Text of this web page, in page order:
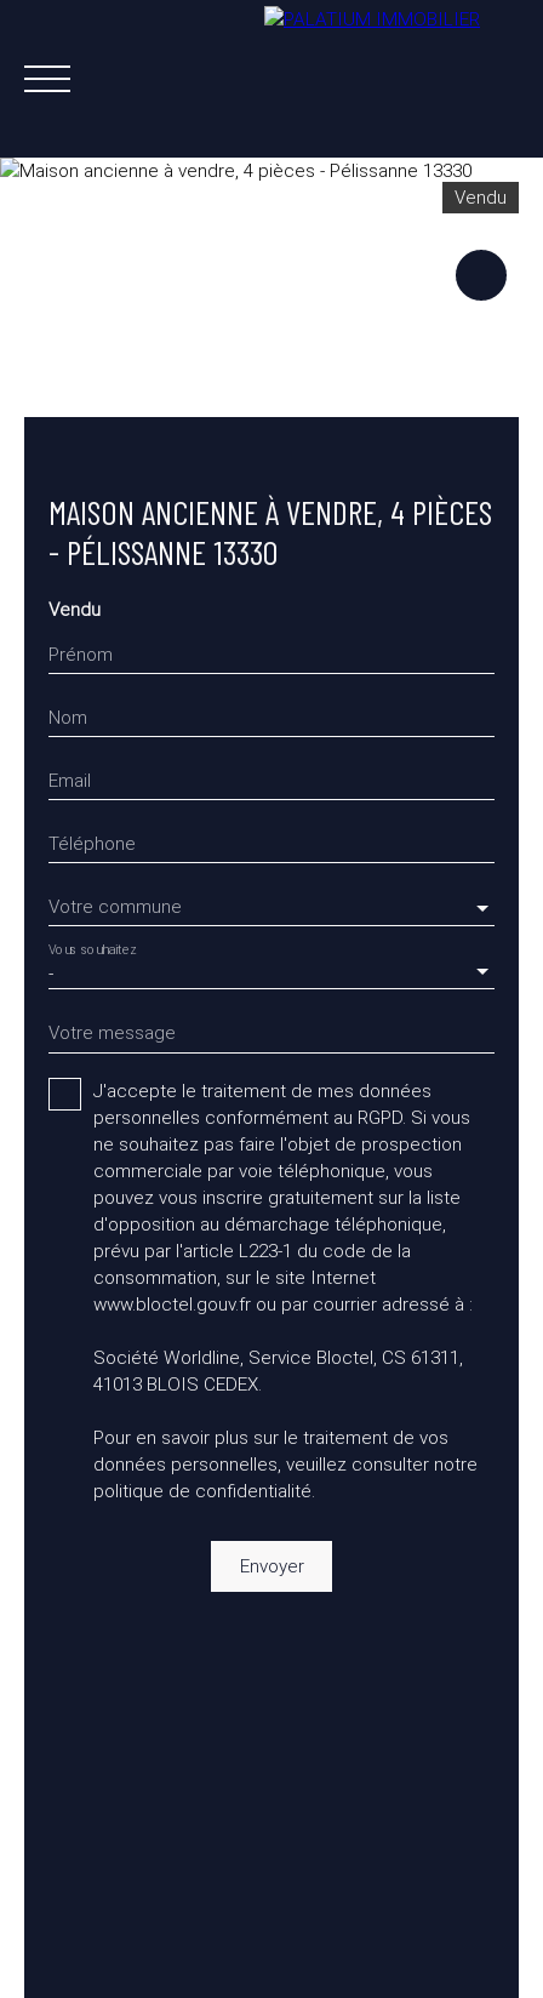
Vendu
MAISON ANCIENNE À VENDRE, 4 PIÈCES
- PÉLISSANNE 13330
Vendu
Prénom
Nom
Email
Téléphone
Votre commune
-
Vous souhaitez
Votre message
J'accepte le traitement de mes données
personnelles conformément au RGPD. Si vous
ne souhaitez pas faire l'objet de prospection
commerciale par voie téléphonique, vous
pouvez vous inscrire gratuitement sur la liste
d'opposition au démarchage téléphonique,
prévu par l'article L223-1 du code de la
consommation, sur le site Internet
www.bloctel.gouv.fr ou par courrier adressé à :
Société Worldline, Service Bloctel, CS 61311,
41013 BLOIS CEDEX.
Pour en savoir plus sur le traitement de vos
données personnelles, veuillez consulter notre
politique de confidentialité.
Envoyer